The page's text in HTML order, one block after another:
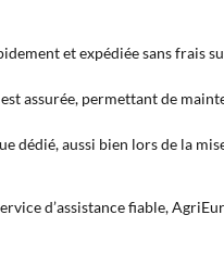
et expédiée sans frais
assurée, permettant de
aussi bien lors de la
d’assistance fiable,